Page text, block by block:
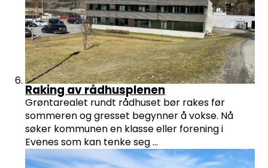
Raking av rådhusplenen
Grøntarealet rundt rådhuset bør rakes før
sommeren og gresset begynner å vokse. Nå
søker kommunen en klasse eller forening i
Evenes som kan tenke seg ...